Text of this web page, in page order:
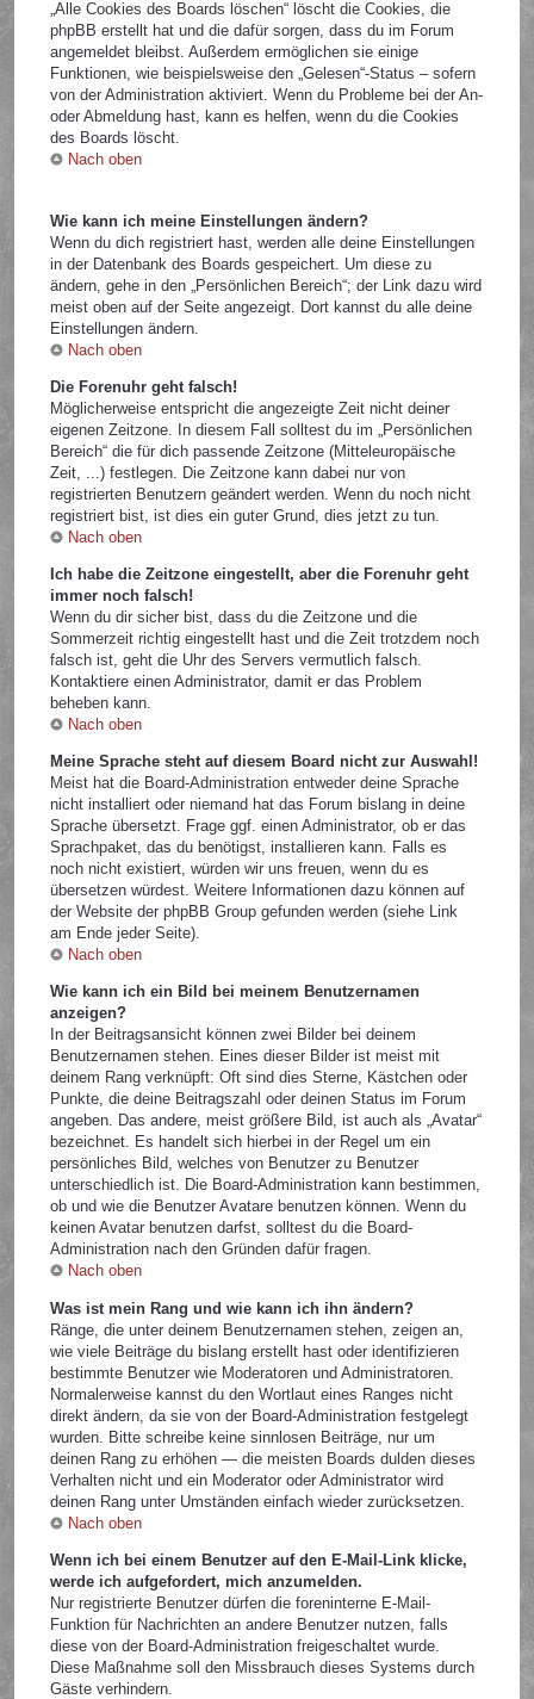
„Alle Cookies des Boards löschen“ löscht die Cookies, die
phpBB erstellt hat und die dafür sorgen, dass du im Forum
angemeldet bleibst. Außerdem ermöglichen sie einige
Funktionen, wie beispielsweise den „Gelesen“-Status – sofern
von der Administration aktiviert. Wenn du Probleme bei der An-
oder Abmeldung hast, kann es helfen, wenn du die Cookies
des Boards löscht.
Nach oben
Wie kann ich meine Einstellungen ändern?
Wenn du dich registriert hast, werden alle deine Einstellungen
in der Datenbank des Boards gespeichert. Um diese zu
ändern, gehe in den „Persönlichen Bereich“; der Link dazu wird
meist oben auf der Seite angezeigt. Dort kannst du alle deine
Einstellungen ändern.
Nach oben
Die Forenuhr geht falsch!
Möglicherweise entspricht die angezeigte Zeit nicht deiner
eigenen Zeitzone. In diesem Fall solltest du im „Persönlichen
Bereich“ die für dich passende Zeitzone (Mitteleuropäische
Zeit, ...) festlegen. Die Zeitzone kann dabei nur von
registrierten Benutzern geändert werden. Wenn du noch nicht
registriert bist, ist dies ein guter Grund, dies jetzt zu tun.
Nach oben
Ich habe die Zeitzone eingestellt, aber die Forenuhr geht
immer noch falsch!
Wenn du dir sicher bist, dass du die Zeitzone und die
Sommerzeit richtig eingestellt hast und die Zeit trotzdem noch
falsch ist, geht die Uhr des Servers vermutlich falsch.
Kontaktiere einen Administrator, damit er das Problem
beheben kann.
Nach oben
Meine Sprache steht auf diesem Board nicht zur Auswahl!
Meist hat die Board-Administration entweder deine Sprache
nicht installiert oder niemand hat das Forum bislang in deine
Sprache übersetzt. Frage ggf. einen Administrator, ob er das
Sprachpaket, das du benötigst, installieren kann. Falls es
noch nicht existiert, würden wir uns freuen, wenn du es
übersetzen würdest. Weitere Informationen dazu können auf
der Website der phpBB Group gefunden werden (siehe Link
am Ende jeder Seite).
Nach oben
Wie kann ich ein Bild bei meinem Benutzernamen
anzeigen?
In der Beitragsansicht können zwei Bilder bei deinem
Benutzernamen stehen. Eines dieser Bilder ist meist mit
deinem Rang verknüpft: Oft sind dies Sterne, Kästchen oder
Punkte, die deine Beitragszahl oder deinen Status im Forum
angeben. Das andere, meist größere Bild, ist auch als „Avatar“
bezeichnet. Es handelt sich hierbei in der Regel um ein
persönliches Bild, welches von Benutzer zu Benutzer
unterschiedlich ist. Die Board-Administration kann bestimmen,
ob und wie die Benutzer Avatare benutzen können. Wenn du
keinen Avatar benutzen darfst, solltest du die Board-
Administration nach den Gründen dafür fragen.
Nach oben
Was ist mein Rang und wie kann ich ihn ändern?
Ränge, die unter deinem Benutzernamen stehen, zeigen an,
wie viele Beiträge du bislang erstellt hast oder identifizieren
bestimmte Benutzer wie Moderatoren und Administratoren.
Normalerweise kannst du den Wortlaut eines Ranges nicht
direkt ändern, da sie von der Board-Administration festgelegt
wurden. Bitte schreibe keine sinnlosen Beiträge, nur um
deinen Rang zu erhöhen — die meisten Boards dulden dieses
Verhalten nicht und ein Moderator oder Administrator wird
deinen Rang unter Umständen einfach wieder zurücksetzen.
Nach oben
Wenn ich bei einem Benutzer auf den E-Mail-Link klicke,
werde ich aufgefordert, mich anzumelden.
Nur registrierte Benutzer dürfen die foreninterne E-Mail-
Funktion für Nachrichten an andere Benutzer nutzen, falls
diese von der Board-Administration freigeschaltet wurde.
Diese Maßnahme soll den Missbrauch dieses Systems durch
Gäste verhindern.